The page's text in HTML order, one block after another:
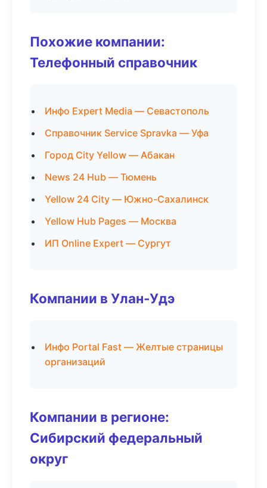
Похожие компании:
Телефонный справочник
Инфо Expert Media — Севастополь
Справочник Service Spravka — Уфа
Город City Yellow — Абакан
News 24 Hub — Тюмень
Yellow 24 City — Южно-Сахалинск
Yellow Hub Pages — Москва
ИП Online Expert — Сургут
Компании в Улан-Удэ
Инфо Portal Fast — Желтые страницы
организаций
Компании в регионе:
Сибирский федеральный
округ